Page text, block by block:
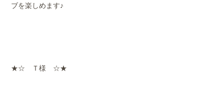
ブを楽しめます♪
★☆ Ｔ様 ☆★